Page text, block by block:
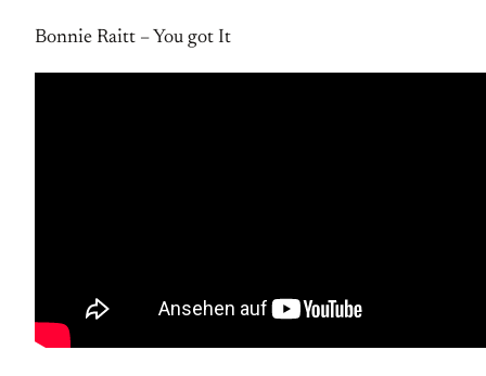
Bonnie Raitt – You got It